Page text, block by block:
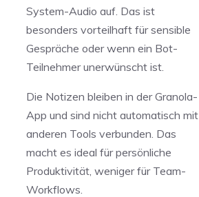
System-Audio auf. Das ist
besonders vorteilhaft für sensible
Gespräche oder wenn ein Bot-
Teilnehmer unerwünscht ist.
Die Notizen bleiben in der Granola-
App und sind nicht automatisch mit
anderen Tools verbunden. Das
macht es ideal für persönliche
Produktivität, weniger für Team-
Workflows.